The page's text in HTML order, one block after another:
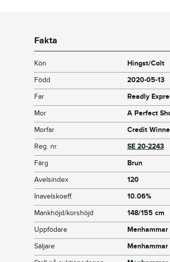
Fakta
Kön
Hingst/Colt
Född
2020-05-13
Far
Readly
Mor
A Perfect
Morfar
Credit
Reg. nr.
SE 20-2243
Färg
Brun
Avelsindex
120
Inavelskoeff.
10.06%
Mankhöjd/korshöjd
148/155 cm
Uppfödare
Säljare